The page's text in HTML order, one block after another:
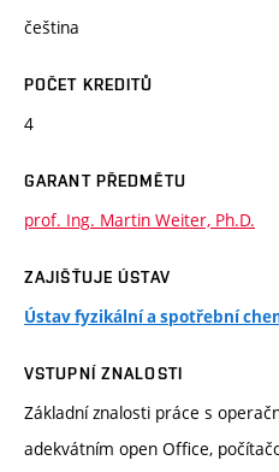
čeština
POČET KREDITŮ
4
GARANT PŘEDMĚTU
prof. Ing. Martin Weiter, Ph.D.
ZAJIŠŤUJE ÚSTAV
Ústav fyzikální a spotřební
VSTUPNÍ ZNALOSTI
Základní znalosti práce s
adekvátním open Office,